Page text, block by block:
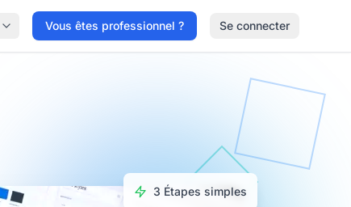
Vous êtes professionnel ? Se connecter
3 Étapes simples